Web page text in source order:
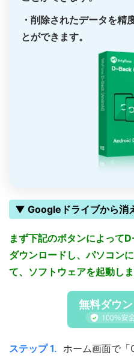
・削除されたデータを精
とができます。
▼ Googleドライブから消
まず下記のボタンによっ
ダウンロードし、パソコン
て、ソフトウェアを起動しま
無料ダウ
ステップ 1. ホーム画面で